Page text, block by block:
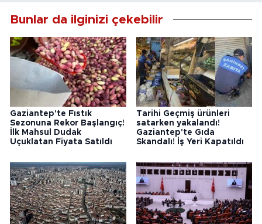
Bunlar da ilginizi çekebilir
Gaziantep'te Fıstık
Sezonuna Rekor Başlangıç!
İlk Mahsul Dudak
Uçuklatan Fiyata Satıldı
Tarihi Geçmiş ürünleri
satarken yakalandı!
Gaziantep'te Gıda
Skandalı! İş Yeri Kapatıldı